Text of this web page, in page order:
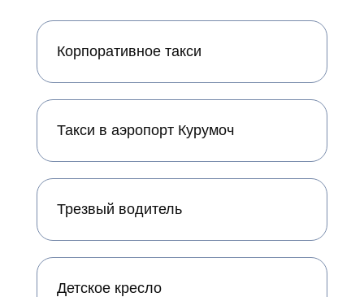
Корпоративное такси
Такси в аэропорт Курумоч
Трезвый водитель
Детское кресло